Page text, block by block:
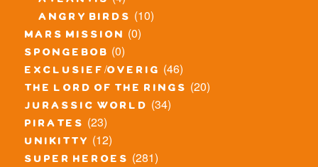
angry birds (10)
mars mission (0)
spongebob (0)
exclusief/overig (46)
the lord of the rings (20)
jurassic world (34)
pirates (23)
unikitty (12)
super heroes (281)